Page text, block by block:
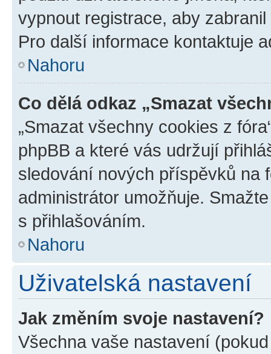
vypnout registrace, aby
Pro další informace kontaktuje
Nahoru
Co dělá odkaz „Smazat
„Smazat všechny cookies z
phpBB a které vás udržují
sledování nových příspěvků na
administrátor umožňuje.
s přihlašováním.
Nahoru
Uživatelská nastavení
Jak změním svoje nastavení?
Všechna vaše nastavení